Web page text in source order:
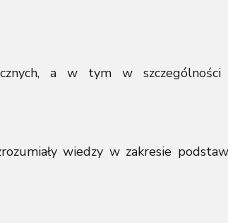
a w tym w szczególności
wiedzy w zakresie